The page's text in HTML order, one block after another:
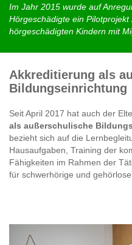
Im Jahr 2015 wurde auf
Hörgeschädigte ein
hörgeschädigten Kindern mit
Akkreditierung als
Bildungseinrichtung
Seit April 2017 hat auch der
als außerschulische
bezieht sich auf die
Hausaufgaben, Training der
Fähigkeiten im Rahmen der
für schwerhörige und